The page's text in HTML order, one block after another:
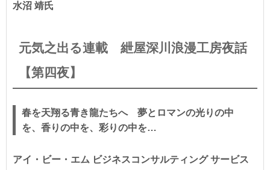
水沼 靖氏
元気之出る連載 紲屋深川浪漫工房夜話
【第四夜】
春を天翔る青き龍たちへ 夢とロマンの光りの中
を、香りの中を、彩りの中を…
アイ・ビー・エム ビジネスコンサルティング サービス